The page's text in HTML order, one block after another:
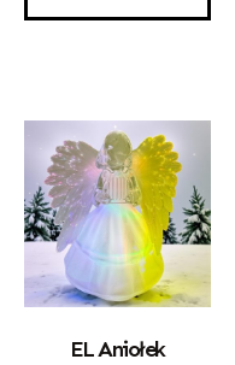
EL Aniołek